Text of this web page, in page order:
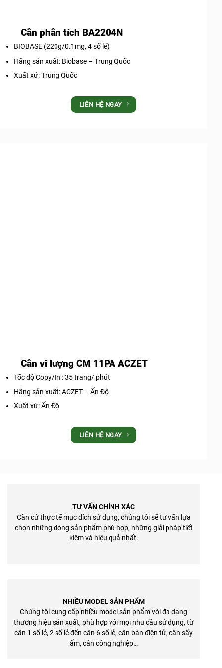
Cân phân tích BA2204N
BIOBASE (220g/0.1mg, 4 số lẻ)
Hãng sản xuất: Biobase – Trung Quốc
Xuất xứ: Trung Quốc
LIÊN HỆ NGAY
Cân vi lượng CM 11PA ACZET
Tốc độ Copy/In : 35 trang/ phút
Hãng sản xuất: ACZET – Ấn Độ
Xuất xứ: Ấn Độ
LIÊN HỆ NGAY
TƯ VẤN CHÍNH XÁC
Căn cứ thực tế mục đích sử dụng, chúng tôi sẽ tư vấn lựa
chọn những dòng sản phẩm phù hợp, những giải pháp tiết
kiệm và hiệu quả nhất.
NHIỀU MODEL SẢN PHẨM
Chúng tôi cung cấp nhiều model sản phẩm với đa dạng
thương hiệu sản xuất, phù hợp với mọi nhu cầu sử dụng, từ
cân 1 số lẻ, 2 số lẻ đến cân 6 số lẻ, cân bàn điện tử, cân sấy
ẩm, cân công nghiệp…